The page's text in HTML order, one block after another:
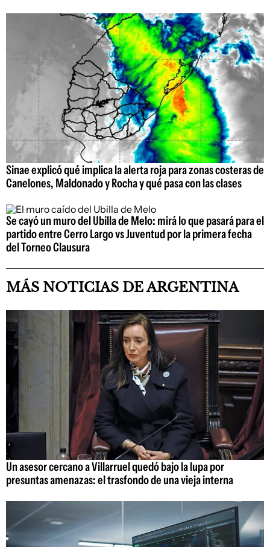
Sinae explicó qué implica la alerta roja para zonas costeras de
Canelones, Maldonado y Rocha y qué pasa con las clases
Se cayó un muro del Ubilla de Melo: mirá lo que pasará para el
partido entre Cerro Largo vs Juventud por la primera fecha
del Torneo Clausura
MÁS NOTICIAS DE ARGENTINA
Un asesor cercano a Villarruel quedó bajo la lupa por
presuntas amenazas: el trasfondo de una vieja interna